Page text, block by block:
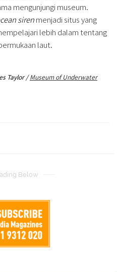
mengunjungi museum.
sirenmenjadi situs yang
lebih dalam tentang
laut.
Taylor /Museum of Underwater
Below